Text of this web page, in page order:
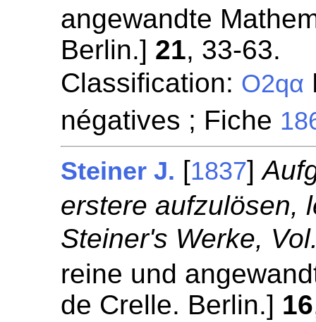
angewandte
Berlin.] 21, 33-63.
Classification: O2qα
négatives ; Fiche
Steiner J. [1837]
erstere aufzulösen,
Steiner's Werke,
reine und
de Crelle. Berlin.] 16